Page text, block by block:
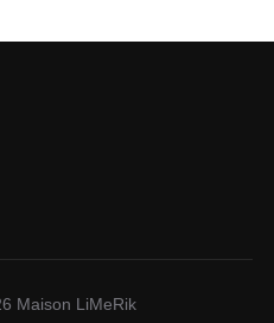
Maison LiMeRik